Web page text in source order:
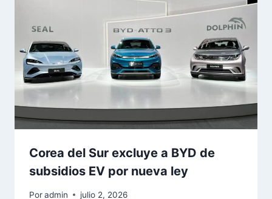
Corea del Sur excluye a BYD de
subsidios EV por nueva ley
Poradmin julio 2, 2026